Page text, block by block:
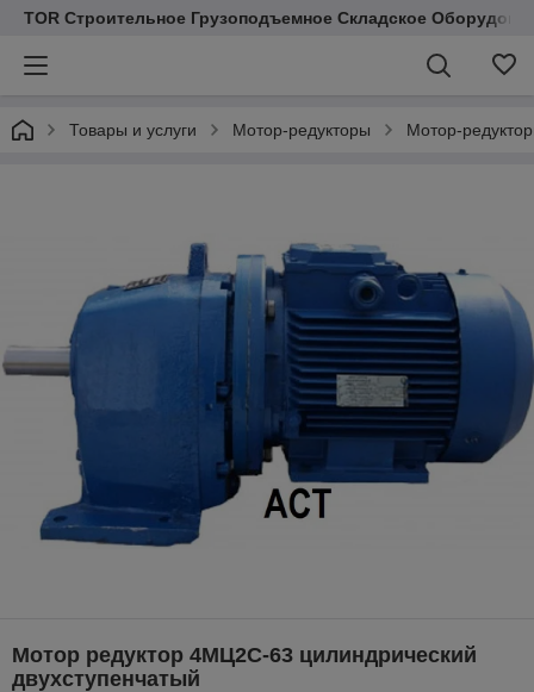
TOR Строительное Грузоподъемное Складское
Товары и услуги Мотор-редукторы Мотор-
Мотор редуктор 4МЦ2С-63 цилиндрический
двухступенчатый